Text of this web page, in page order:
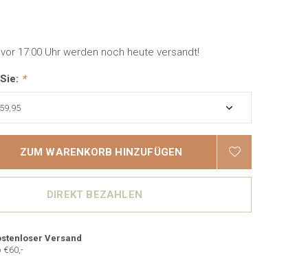
17:00 Uhr werden noch heute versandt!
*
ZUM WARENKORB HINZUFÜGEN
DIREKT BEZAHLEN
Versand
€60,-